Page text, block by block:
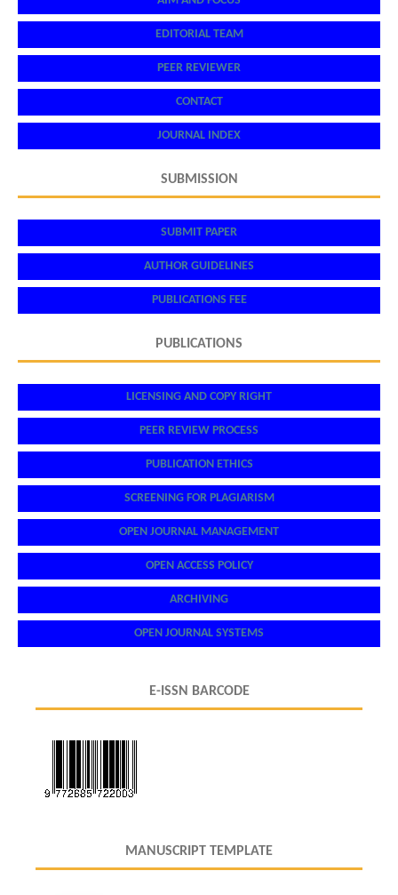
EDITORIAL TEAM
PEER REVIEWER
CONTACT
JOURNAL INDEX
SUBMISSION
SUBMIT PAPER
AUTHOR GUIDELINES
PUBLICATIONS FEE
PUBLICATIONS
LICENSING AND COPY RIGHT
PEER REVIEW PROCESS
PUBLICATION ETHICS
SCREENING FOR PLAGIARISM
OPEN JOURNAL MANAGEMENT
OPEN ACCESS POLICY
ARCHIVING
OPEN JOURNAL SYSTEMS
E-ISSN BARCODE
MANUSCRIPT TEMPLATE